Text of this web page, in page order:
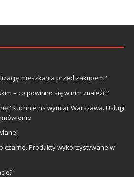
mieszkania przed zakupem?
– co powinno się w nim znaleźć?
Kuchnie na wymiar Warszawa. Usługi
czarne. Produkty wykorzystywane w